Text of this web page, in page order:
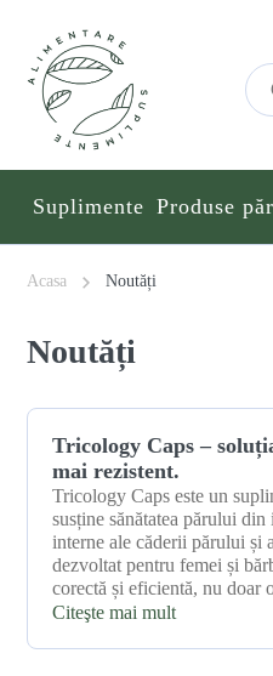
Suplimente Produse păr
Acasa Noutăți
Noutăți
Tricology Caps –
mai rezistent.
Tricology Caps este un
susține sănătatea părului
interne ale căderii părului și
dezvoltat pentru femei și
corectă și eficientă, nu doar
Citeşte mai mult